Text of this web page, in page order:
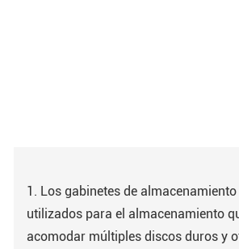
1. Los gabinetes de
utilizados para el almacenamiento
acomodar múltiples discos duros y